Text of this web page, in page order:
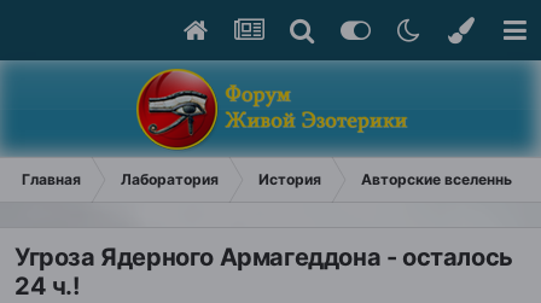
Главная Лаборатория История Авторские вселенные
Угроза Ядерного Армагеддона - осталось
24 ч.!